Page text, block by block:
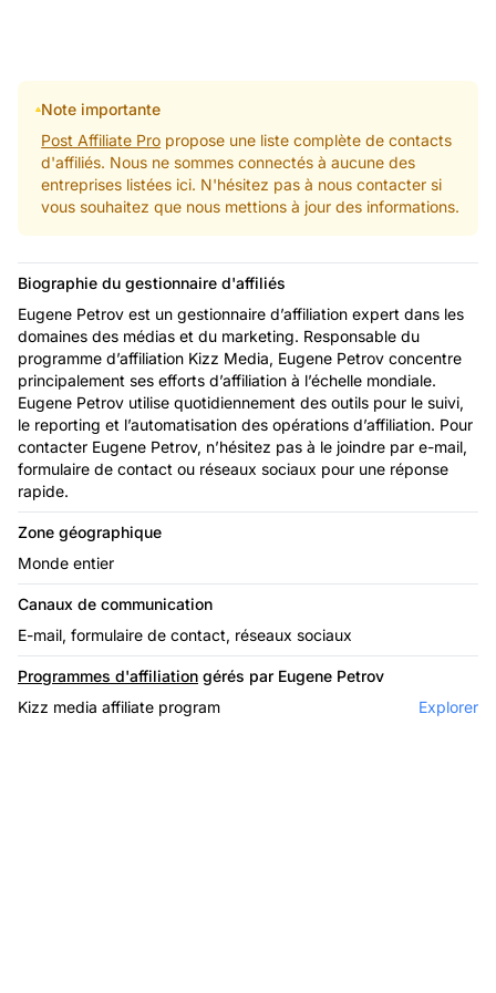
Note importante
Post Affiliate Pro propose une liste complète de contacts
d'affiliés. Nous ne sommes connectés à aucune des
entreprises listées ici. N'hésitez pas à nous contacter si
vous souhaitez que nous mettions à jour des informations.
Biographie du gestionnaire d'affiliés
Eugene Petrov est un gestionnaire d’affiliation expert dans les
domaines des médias et du marketing. Responsable du
programme d’affiliation Kizz Media, Eugene Petrov concentre
principalement ses efforts d’affiliation à l’échelle mondiale.
Eugene Petrov utilise quotidiennement des outils pour le suivi,
le reporting et l’automatisation des opérations d’affiliation. Pour
contacter Eugene Petrov, n’hésitez pas à le joindre par e-mail,
formulaire de contact ou réseaux sociaux pour une réponse
rapide.
Zone géographique
Monde entier
Canaux de communication
E-mail, formulaire de contact, réseaux sociaux
Programmes d'affiliation gérés par Eugene Petrov
Kizz media affiliate program
Explorer